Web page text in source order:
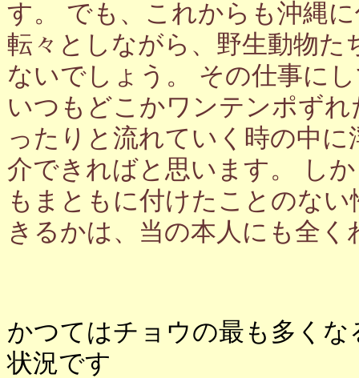
す。 でも、これからも沖縄
転々としながら、野生動物
ないでしょう。 その仕事に
いつもどこかワンテンポず
ったりと流れていく時の中
介できればと思います。 し
もまともに付けたことのな
きるかは、当の本人にも全く
かつてはチョウの最も多く
状況です